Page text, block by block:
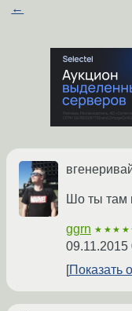
←
Шо ты там
ggrn
09.11.2015
Показать